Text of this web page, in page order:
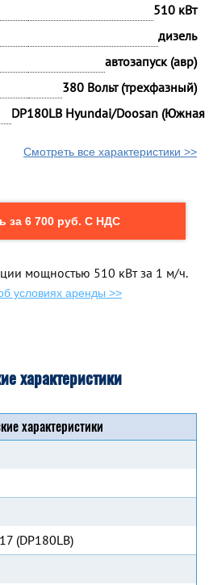
510 кВт
дизель
автозапуск (авр)
380 Вольт (трехфазный)
DP180LB Hyundai/Doosan (Южная
Смотреть все характеристики >>
за 6 700 руб. С НДС
мощностью 510 кВт за 1 м/ч.
условиях аренды >>
характеристики
характеристики
(DP180LB)